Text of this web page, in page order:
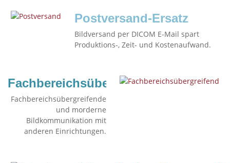
Postversand-Ersatz
Bildversand per DICOM E-Mail spart
Produktions-, Zeit- und Kostenaufwand.
Fachbereichsübergreifend
Fachbereichsübergreifende
und morderne
Bildkommunikation mit
anderen Einrichtungen.